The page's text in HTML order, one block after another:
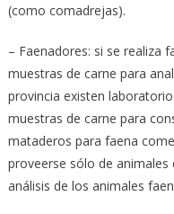
(como comadrejas).
– Faenadores: si se realiza
muestras de carne para
provincia existen
muestras de carne para
mataderos para faena
proveerse sólo de animales
análisis de los animales